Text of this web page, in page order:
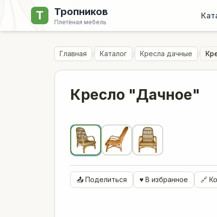
Т Тропников
Плетёная мебель
Главная / Каталог / Кресла дачные /
Кресло "Дачное"
📤 Поделиться ♥ В избранное 🔗